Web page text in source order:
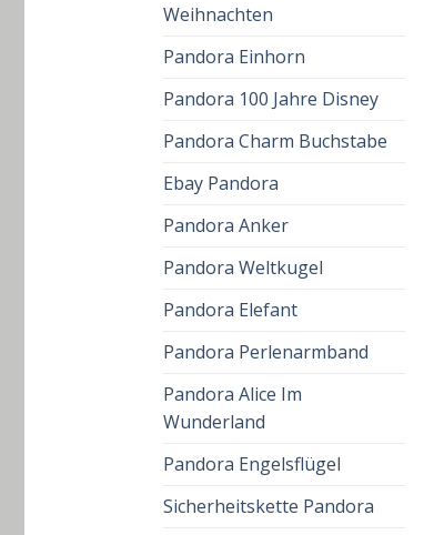
Weihnachten
Pandora Einhorn
Pandora 100 Jahre Disney
Pandora Charm Buchstabe
Ebay Pandora
Pandora Anker
Pandora Weltkugel
Pandora Elefant
Pandora Perlenarmband
Pandora Alice Im
Wunderland
Pandora Engelsflügel
Sicherheitskette Pandora